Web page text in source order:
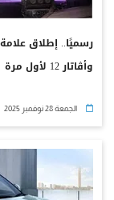
وأڤاتار 12 لأول مرة
الجمعة 28 نوفمبر 2025